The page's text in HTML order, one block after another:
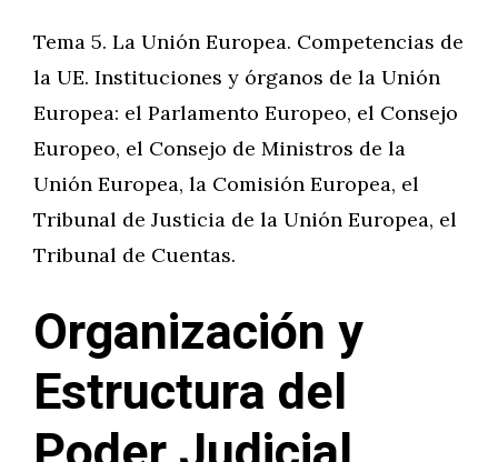
Tema 5. La Unión Europea. Competencias de
la UE. Instituciones y órganos de la Unión
Europea: el Parlamento Europeo, el Consejo
Europeo, el Consejo de Ministros de la
Unión Europea, la Comisión Europea, el
Tribunal de Justicia de la Unión Europea, el
Tribunal de Cuentas.
Organización y
Estructura del